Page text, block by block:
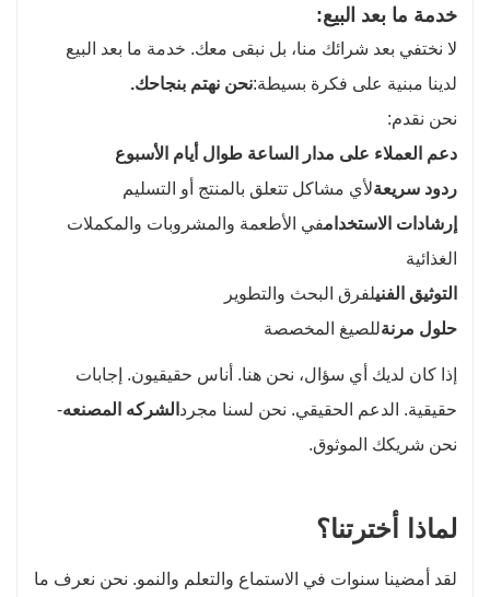
خدمة ما بعد البيع:
لا نختفي بعد شرائك منا، بل نبقى معك. خدمة ما بعد البيع
لدينا مبنية على فكرة بسيطة:نحن نهتم بنجاحك.
نحن نقدم:
دعم العملاء على مدار الساعة طوال أيام الأسبوع
ردود سريعةلأي مشاكل تتعلق بالمنتج أو التسليم
إرشادات الاستخدامفي الأطعمة والمشروبات والمكملات
الغذائية
التوثيق الفنيلفرق البحث والتطوير
حلول مرنةللصيغ المخصصة
إذا كان لديك أي سؤال، نحن هنا. أناس حقيقيون. إجابات
حقيقية. الدعم الحقيقي. نحن لسنا مجرد الشركه المصنعه-
نحن شريكك الموثوق.
لماذا أخترتنا؟
لقد أمضينا سنوات في الاستماع والتعلم والنمو. نحن نعرف ما